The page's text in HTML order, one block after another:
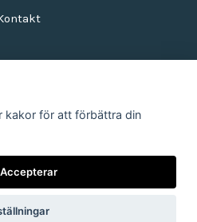
kakor för att förbättra din